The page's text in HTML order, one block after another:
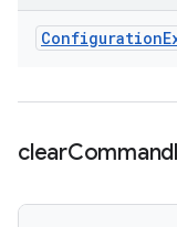
Configuration
clear